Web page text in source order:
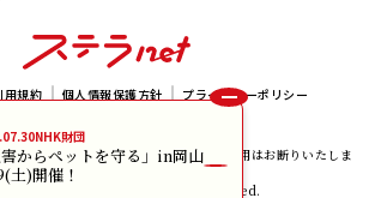
NHK財団
害からペットを守る」in岡山
土)開催！
用規約 個人情報保護方針
プライバシーポリシー
画像、イラスト及び記事の無断転載、使用はお断りいたしま
NHK Foundation All rights reserved.